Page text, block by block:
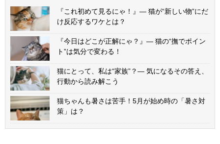
『これ初めて見るにゃ！』— 猫が“新しい物”にだ
け反応するワケとは？
『今日はどこが正解にゃ？』— 猫の“撫でポイン
ト”は気分で変わる！
猫にとって、私は“家族”？— 気になるその答え、
行動から読み解こう
猫ちゃんも暑さは苦手！5月が始め時の「暑さ対
策」は？